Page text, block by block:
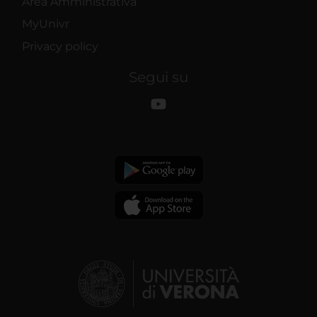
MyUnivr
Privacy policy
Segui su